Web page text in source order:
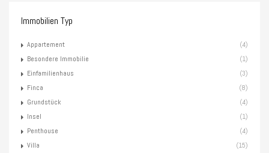
Immobilien Typ
Appartement
(4)
Besondere Immobilie
(1)
Einfamilienhaus
(3)
Finca
(8)
Grundstück
(4)
Insel
(1)
Penthouse
(4)
Villa
(15)